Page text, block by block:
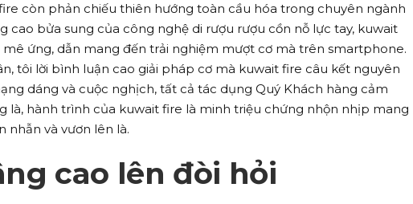
còn phản chiếu thiên hướng toàn cầu hóa trong chuyên ngành
cao bửa sung của công nghệ di rượu rượu cồn nỗ lực tay, kuwait
ứng, dẫn mang đến trải nghiệm mượt cơ mà trên smartphone.
tôi lời bình luận cao giải pháp cơ mà kuwait fire câu kết nguyên
dáng và cuộc nghịch, tất cả tác dụng Quý Khách hàng cảm
là, hành trình của kuwait fire là minh triệu chứng nhộn nhịp mang
nhẫn và vươn lên là.
cao lên đòi hỏi